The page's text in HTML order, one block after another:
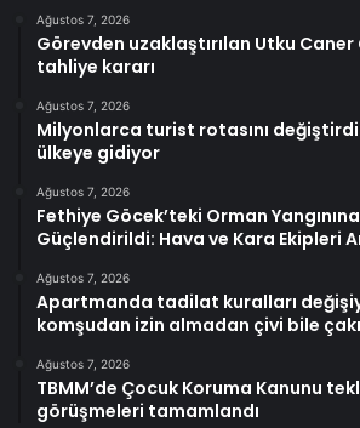
Ağustos 7, 2026
Görevden uzaklaştırılan Utku
tahliye kararı
Ağustos 7, 2026
Milyonlarca turist rotasını
ülkeye gidiyor
Ağustos 7, 2026
Fethiye Göcek’teki Orman
Güçlendirildi: Hava ve Kara Ekipleri
Ağustos 7, 2026
Apartmanda tadilat kuralları
komşudan izin almadan çivi bile
Ağustos 7, 2026
TBMM’de Çocuk Koruma Kanunu
görüşmeleri tamamlandı